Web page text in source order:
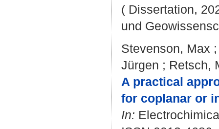
( Dissertation,
und
Stevenson, Max
Jürgen ; Retsch,
A practical
for coplanar or
In: